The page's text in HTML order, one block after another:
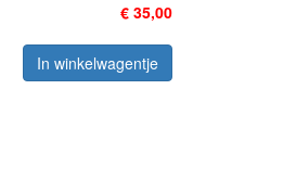
€ 35,00
In winkelwagentje